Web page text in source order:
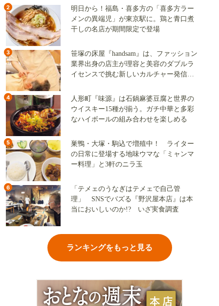
2
明日から！福島・喜多方の「喜多方ラー
メンの異端児」が東京駅に。鶏と青口煮
干しの名店が期間限定で登場
3
笹塚の床屋『handsam』は、ファッション
業界出身の店主が理容と美容のダブルラ
イセンスで挑む新しいカルチャー発信基
4
人形町『味源』は石鍋麻婆豆腐と世界の
ウイスキー15種が揃う。ガチ中華と多彩
なハイボールの組み合わせを楽しめる
5
巣鴨・大塚・駒込で増殖中！ ライター
の日常に登場する地味ウマな「ミャンマ
ー料理」と3軒のニラ玉
6
「テメェのうなぎはテメェで自己管
理」 SNSでバズる『野沢屋本店』は本
当においしいのか!? いざ実食調査
ランキングをもっと見る